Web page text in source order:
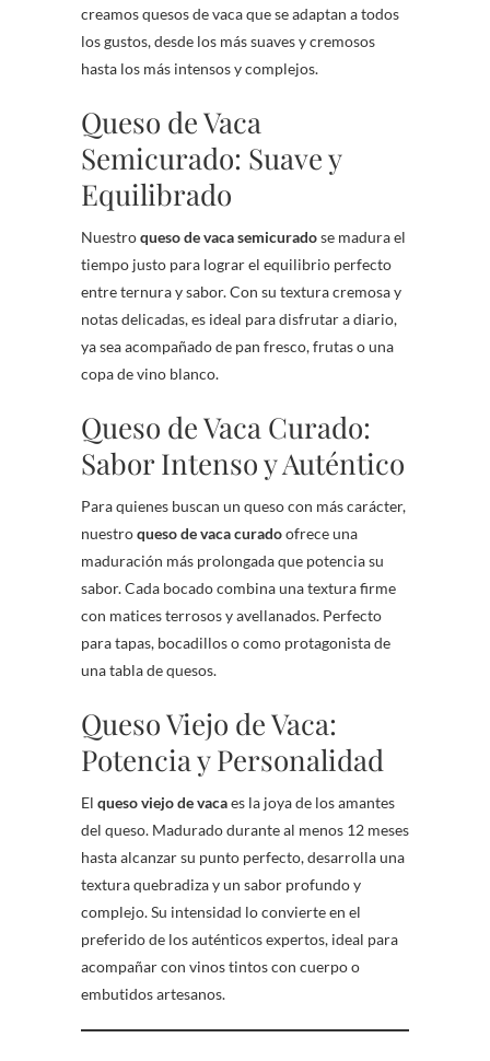
creamos quesos de vaca que se adaptan a todos
los gustos, desde los más suaves y cremosos
hasta los más intensos y complejos.
Queso de Vaca
Semicurado: Suave y
Equilibrado
Nuestroqueso de vaca semicuradose madura el
tiempo justo para lograr el equilibrio perfecto
entre ternura y sabor. Con su textura cremosa y
notas delicadas, es ideal para disfrutar a diario,
ya sea acompañado de pan fresco, frutas o una
copa de vino blanco.
Queso de Vaca Curado:
Sabor Intenso y Auténtico
Para quienes buscan un queso con más carácter,
nuestroqueso de vaca curadoofrece una
maduración más prolongada que potencia su
sabor. Cada bocado combina una textura firme
con matices terrosos y avellanados. Perfecto
para tapas, bocadillos o como protagonista de
una tabla de quesos.
Queso Viejo de Vaca:
Potencia y Personalidad
El queso viejo de vacaes la joya de los amantes
del queso. Madurado durante al menos 12 meses
hasta alcanzar su punto perfecto, desarrolla una
textura quebradiza y un sabor profundo y
complejo. Su intensidad lo convierte en el
preferido de los auténticos expertos, ideal para
acompañar con vinos tintos con cuerpo o
embutidos artesanos.